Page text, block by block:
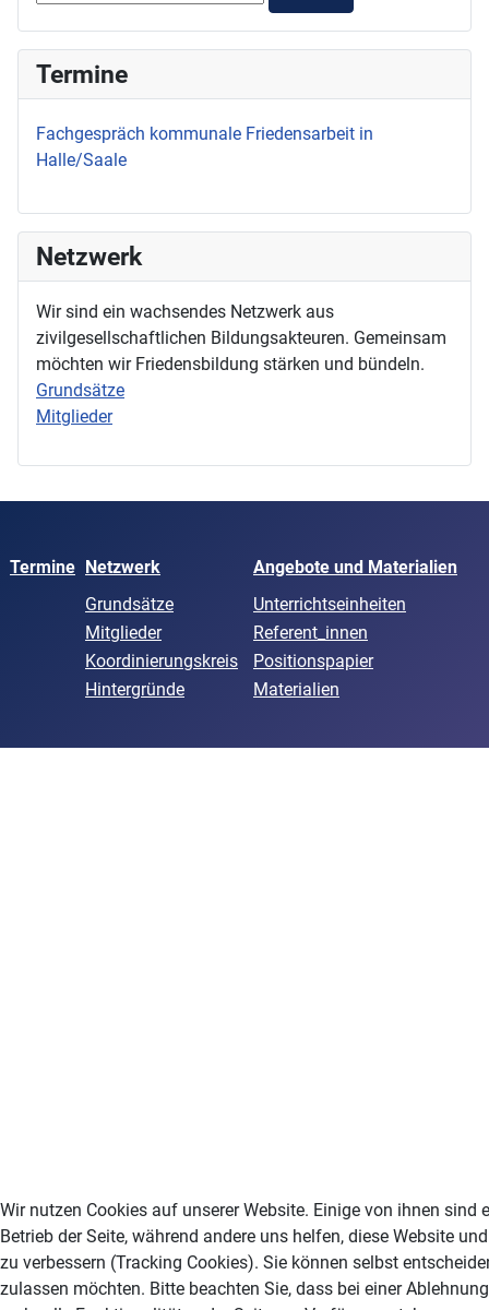
Termine
Fachgespräch kommunale Friedensarbeit in
Halle/Saale
Netzwerk
Wir sind ein wachsendes Netzwerk aus
zivilgesellschaftlichen Bildungsakteuren. Gemeinsam
möchten wir Friedensbildung stärken und bündeln.
Grundsätze
Mitglieder
Termine Netzwerk
Angebote und Materialien
Grundsätze
Unterrichtseinheiten
Mitglieder
Referent_innen
Koordinierungskreis
Positionspapier
Hintergründe
Materialien
Wir nutzen Cookies auf unserer Website. Einige von ihnen sind
Betrieb der Seite, während andere uns helfen, diese Website
zu verbessern (Tracking Cookies). Sie können selbst
zulassen möchten. Bitte beachten Sie, dass bei einer